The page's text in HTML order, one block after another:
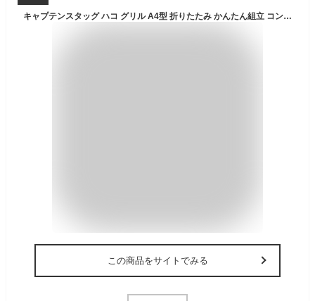
キャプテンスタッグ ハコ グリル A4型 折りたたみ かんたん組立 コンパクト UG-110 ＆火ばさみ 2点セット（ラッピング不可）
この商品をサイトでみる